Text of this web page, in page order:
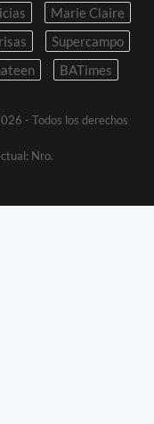
Marie Claire
Supercampo
BATimes
- Todos los derechos
Nro.